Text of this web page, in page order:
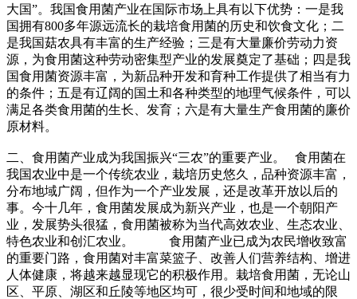
大国”。我国食用菌产业在国际市场上具有以下优势：一是我
国拥有800多年源远流长的栽培食用菌的历史和饮食文化；二
是我国菇农具有丰富的生产经验；三是有大量廉价劳动力资
源，为食用菌这种劳动密集型产业的发展奠定了基础；四是我
国食用菌资源丰富，为新品种开发和育种工作提供了相当有力
的条件；五是有辽阔的国土和各种类型的地理气候条件，可以
满足各类食用菌的生长、发育；六是有大量生产食用菌的廉价
原材料。
二、食用菌产业成为我国振兴“三农”的重要产业。 食用菌在
我国农业中是一个传统农业，栽培历史悠久，品种资源丰富，
分布地域广阔，但作为一个产业发展，还是改革开放以后的
事。今十几年，食用菌发展成为新兴产业，也是一个朝阳产
业，发展势头很猛，食用菌被称为当代高效农业、生态农业、
特色农业和创汇农业。 食用菌产业已成为农民增收致富
的重要门路，食用菌对丰富菜篮子、改善人们营养结构、增进
人体健康，将越来越显现它的积极作用。栽培食用菌，无论山
区、平原、湖区和丘陵等地区均可，很少受时间和地域的限